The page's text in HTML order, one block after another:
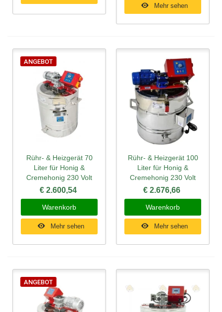
Mehr sehen
ANGEBOT
Rühr- & Heizgerät 70
Liter für Honig &
Cremehonig 230 Volt
€ 2.600,54
Warenkorb
Mehr sehen
Rühr- & Heizgerät 100
Liter für Honig &
Cremehonig 230 Volt
€ 2.676,66
Warenkorb
Mehr sehen
ANGEBOT